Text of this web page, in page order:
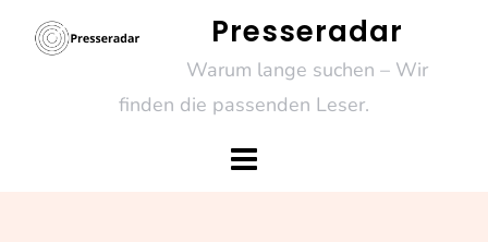
Presseradar
Warum lange suchen – Wir
finden die passenden Leser.